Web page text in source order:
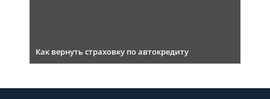
Как вернуть страховку по автокредиту